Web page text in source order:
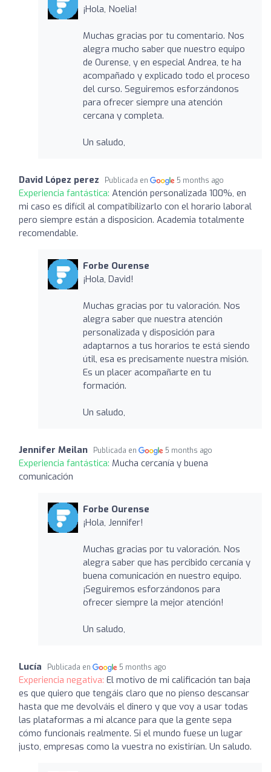
¡Hola, Noelia!
Muchas gracias por tu comentario. Nos
alegra mucho saber que nuestro equipo
de Ourense, y en especial Andrea, te ha
acompañado y explicado todo el proceso
del curso. Seguiremos esforzándonos
para ofrecer siempre una atención
cercana y completa.
Un saludo,
David López perez Publicada en 5 months ago
Experiencia fantástica: Atención personalizada 100%, en
mi caso es difícil al compatibilizarlo con el horario laboral
pero siempre están a disposicion. Academia totalmente
recomendable.
Forbe Ourense
¡Hola, David!
Muchas gracias por tu valoración. Nos
alegra saber que nuestra atención
personalizada y disposición para
adaptarnos a tus horarios te está siendo
útil, esa es precisamente nuestra misión.
Es un placer acompañarte en tu
formación.
Un saludo,
Jennifer Meilan Publicada en 5 months ago
Experiencia fantástica: Mucha cercanía y buena
comunicación
Forbe Ourense
¡Hola, Jennifer!
Muchas gracias por tu valoración. Nos
alegra saber que has percibido cercanía y
buena comunicación en nuestro equipo.
¡Seguiremos esforzándonos para
ofrecer siempre la mejor atención!
Un saludo,
Lucía Publicada en 5 months ago
Experiencia negativa: El motivo de mi calificación tan baja
es que quiero que tengáis claro que no pienso descansar
hasta que me devolváis el dinero y que voy a usar todas
las plataformas a mi alcance para que la gente sepa
cómo funcionais realmente. Si el mundo fuese un lugar
justo, empresas como la vuestra no existirían. Un saludo.